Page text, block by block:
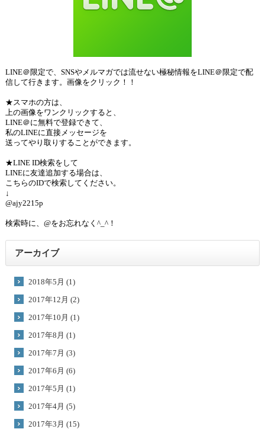
LINE＠限定で、SNSやメルマガでは流せない極秘情報をLINE＠限定で配
信して行きます。画像をクリック！！
★スマホの方は、
上の画像をワンクリックすると、
LINE＠に無料で登録できて、
私のLINEに直接メッセージを
送ってやり取りすることができます。
★LINE ID検索をして
LINEに友達追加する場合は、
こちらのIDで検索してください。
↓
@ajy2215p
検索時に、@をお忘れなく^_^！
アーカイブ
2018年5月 (1)
2017年12月 (2)
2017年10月 (1)
2017年8月 (1)
2017年7月 (3)
2017年6月 (6)
2017年5月 (1)
2017年4月 (5)
2017年3月 (15)